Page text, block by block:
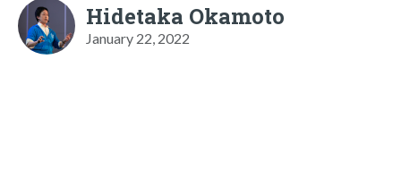
Hidetaka Okamoto
January 22, 2022